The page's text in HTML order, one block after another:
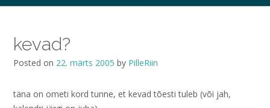
kevad?
Posted on 22. märts 2005 by PilleRiin
täna on ometi kord tunne, et kevad tõesti tuleb (või jah,